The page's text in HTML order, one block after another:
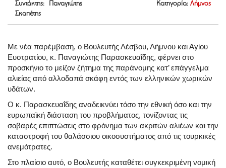
Συντάκτης: Παναγιώτης
Σκαπέτης
Κατηγορία: Λήμνος
Με νέα παρέμβαση, ο Βουλευτής Λέσβου, Λήμνου και Αγίου
Ευστρατίου, κ. Παναγιώτης Παρασκευαΐδης, φέρνει στο
προσκήνιο το μείζον ζήτημα της παράνομης κατ’ επάγγελμα
αλιείας από αλλοδαπά σκάφη εντός των ελληνικών χωρικών
υδάτων.
Ο κ. Παρασκευαΐδης αναδεικνύει τόσο την εθνική όσο και την
ευρωπαϊκή διάσταση του προβλήματος, τονίζοντας τις
σοβαρές επιπτώσεις στο φρόνημα των ακριτών αλιέων και την
καταστροφή του θαλάσσιου οικοσυστήματος από τις τουρκικές
ανεμότρατες.
Στο πλαίσιο αυτό, ο Βουλευτής καταθέτει συγκεκριμένη νομική